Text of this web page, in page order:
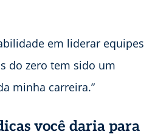
em liderar equipes
do zero tem sido um
minha carreira.”
você daria para